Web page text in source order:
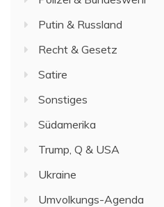
Putin & Russland
Recht & Gesetz
Satire
Sonstiges
Südamerika
Trump, Q & USA
Ukraine
Umvolkungs-Agenda